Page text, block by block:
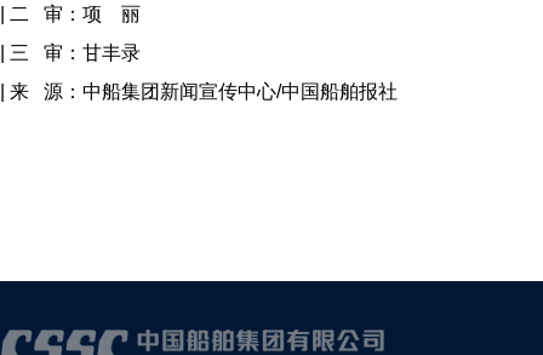
| 二 审：项 丽
| 三 审：甘丰录
| 来 源：中船集团新闻宣传中心/中国船舶报社